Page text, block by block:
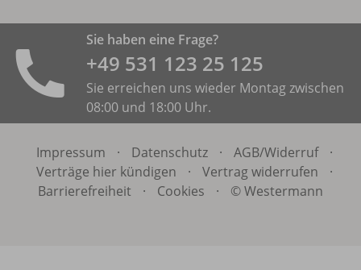
Sie haben eine Frage?
+49 531 ­123 25 125
Sie erreichen uns wieder Montag zwischen
08:00 und 18:00 Uhr.
Impressum · Datenschutz · AGB/Widerruf
·
Verträge hier kündigen
· Vertrag widerrufen
·
Barrierefreiheit
· Cookies · © Westermann